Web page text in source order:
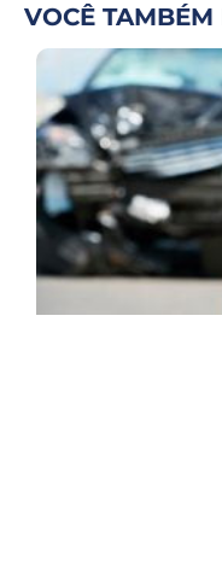
VOCÊ TAMBÉM